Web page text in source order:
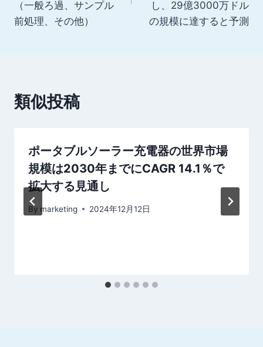
ビ
シ
ョ
（一般ろ過、サンプル
前処理、その他）
し、29億3000万ドル
の規模に達すると予測
類似投稿
ポータブルソーラー充電器の世界市場
規模は2030年までにCAGR 14.1％で
拡大する見通し
By marketing 2024年12月12日